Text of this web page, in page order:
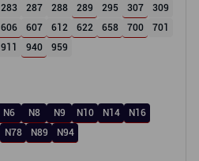
283 287 288 289 295 307
309
606 607 612 622 658 700
701
911 940 959
N6 N8 N9 N10 N14
N16
N78 N89 N94